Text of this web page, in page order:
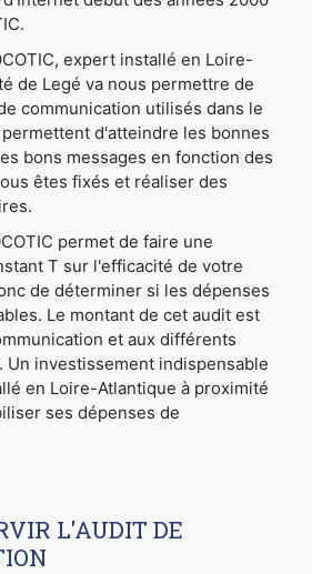
expert installé en Loire-
de Legé va nous permettre de
communication utilisés dans le
d'atteindre les bonnes
bons messages en fonction des
êtes fixés et réaliser des
permet de faire une
T sur l'efficacité de votre
de déterminer si les dépenses
Le montant de cet audit est
et aux différents
Un investissement indispensable
en Loire-Atlantique à proximité
ses dépenses de
L'AUDIT DE